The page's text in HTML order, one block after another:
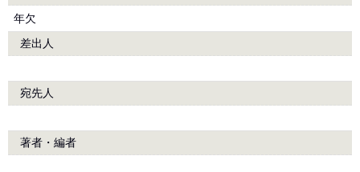
年欠
差出人
宛先人
著者・編者